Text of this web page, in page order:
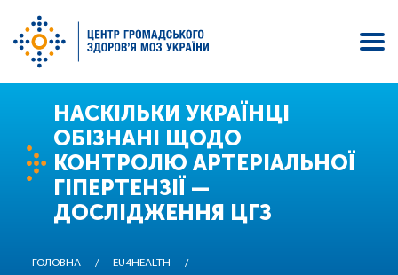
основного
вмісту
НАСКІЛЬКИ УКРАЇНЦІ
ОБІЗНАНІ ЩОДО
КОНТРОЛЮ АРТЕРІАЛЬНОЇ
ГІПЕРТЕНЗІЇ —
ДОСЛІДЖЕННЯ ЦГЗ
ГОЛОВНА / EU4HEALTH
/